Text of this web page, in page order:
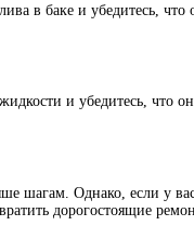
в баке и убедитесь,
и убедитесь, что
шагам. Однако, если у
дорогостоящие